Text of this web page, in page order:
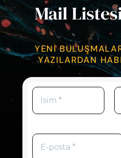
Mail
YENİ
YAZILARDAN